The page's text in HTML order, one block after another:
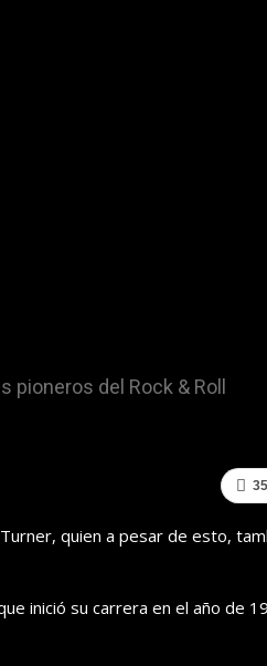
pioneros del Rock & Roll
quien a pesar de esto,
inició su carrera en el año de